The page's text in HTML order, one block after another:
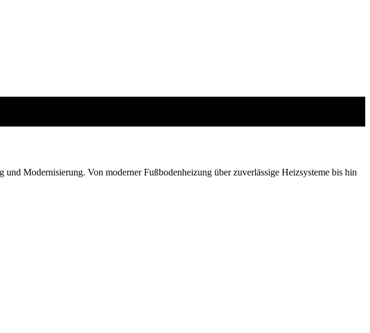
Modernisierung. Von moderner Fußbodenheizung über zuverlässige Heizsysteme bis hin